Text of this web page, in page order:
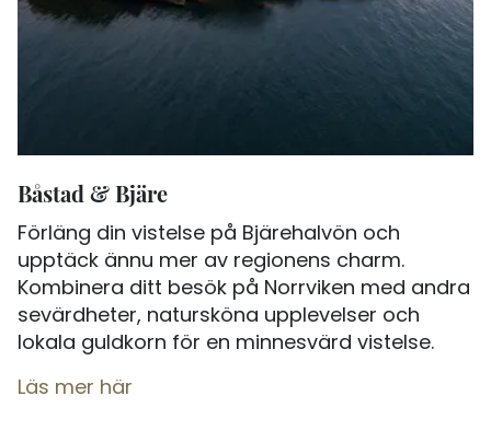
Båstad & Bjäre
Förläng din vistelse på Bjärehalvön och
upptäck ännu mer av regionens charm.
Kombinera ditt besök på Norrviken med andra
sevärdheter, natursköna upplevelser och
lokala guldkorn för en minnesvärd vistelse.
Läs mer här